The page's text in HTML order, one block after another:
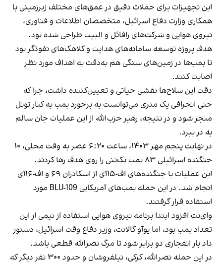
این تجهیزات برای حملات دقیق در عمق‌های مختلف زیرزمینی با
همکاری وزارت دفاع اسرائیل، متخصصان اطلاعات و فناوری،
نیروی هوایی و شرکت‌های رافائل و البیت طراحی شده بود.
هدف پروژه توسعه سامانه‌های هدایت و کلاهک‌های نفوذگر بود
تا بمب‌ها در زمین‌های سنگی هم به‌دقت به اهداف مورد نظر
اصابت کنند.
دقت این سلاح‌ها نقشی حیاتی و تعیین‌کننده داشت، چرا که
حتی انحرافی یک‌ متری می‌توانست به برخورد بمب به کنار تونل
منجر شود و در نتیجه، رهبر حزب‌الله از این عملیات جان سالم
به در ببرد.
در نهایت پنجم مهر ۱۴۰۳، ساعت ۶:۲۰ عصر به وقت محلی، ۱۰
جنگنده اسرائیلی ۸۳ بمب یک‌تنی را روی هدف رها کردند.
این عملیات با جنگنده‌های اف-۱۵آی از اسکادران ۶۹ و اف-۱۶آی
انجام شد. در این حمله بمب‌های آمریکایی BLU-109 مورد
استفاده قرار گرفتند.
وای‌نت افزود ابتدا برنامه نیروی هوایی استفاده از نیمی از این
تعداد بمب بود، اما یوآو گالانت، وزیر دفاع وقت اسرائیل، دستور
داد بار انفجاری دو برابر شود تا مرگ نصرالله قطعی باشد.
در این حمله نصرالله، کرکی، نیلفروشان و حدود ۳۰۰ نفر دیگر که